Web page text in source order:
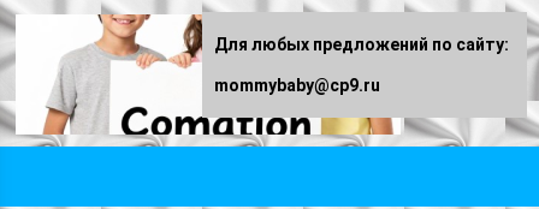
Для любых предложений по сайту:
mommybaby@cp9.ru